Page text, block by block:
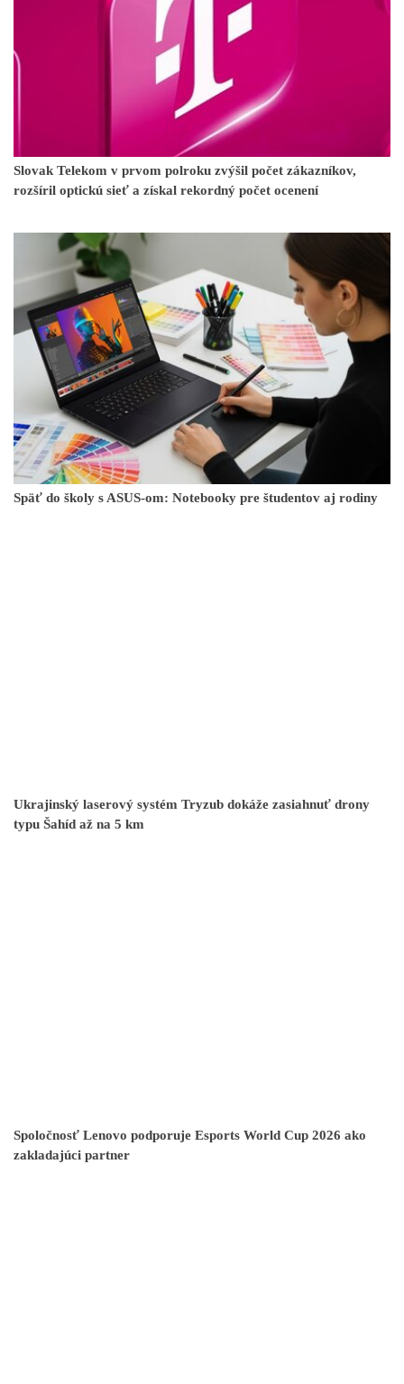
Slovak Telekom v prvom polroku zvýšil počet zákazníkov,
rozšíril optickú sieť a získal rekordný počet ocenení
Späť do školy s ASUS-om: Notebooky pre študentov aj rodiny
Ukrajinský laserový systém Tryzub dokáže zasiahnuť drony
typu Šahíd až na 5 km
Spoločnosť Lenovo podporuje Esports World Cup 2026 ako
zakladajúci partner